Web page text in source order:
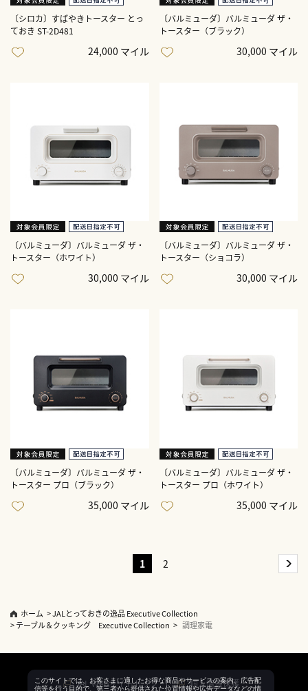
〔シロカ〕すばやきトースター とっ
ておき ST-2D481
24,000 マイル
〔バルミューダ〕バルミューダ ザ・
トースター（ブラック）
30,000 マイル
〔バルミューダ〕バルミューダ ザ・
トースター（ホワイト）
30,000 マイル
〔バルミューダ〕バルミューダ ザ・
トースター（ショコラ）
30,000 マイル
〔バルミューダ〕バルミューダ ザ・
トースター プロ（ブラック）
35,000 マイル
〔バルミューダ〕バルミューダ ザ・
トースター プロ（ホワイト）
35,000 マイル
1 2
ホーム >JALとっておきの逸品 Executive Collection
>テーブル＆クッキング Executive Collection > 調理家電
JAL Webサイトトップ 個人情報保護
このサイトでは、お客さまに適したお得な商品やサービスの案内、広告配
信等を行う目的で、第三者から提供された位置情報や広告データなどの情